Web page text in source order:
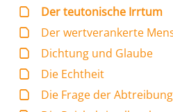
Der teutonische Irrtum
Der wertverankerte
Dichtung und Glaube
Die Echtheit
Die Frage der Abtreibung